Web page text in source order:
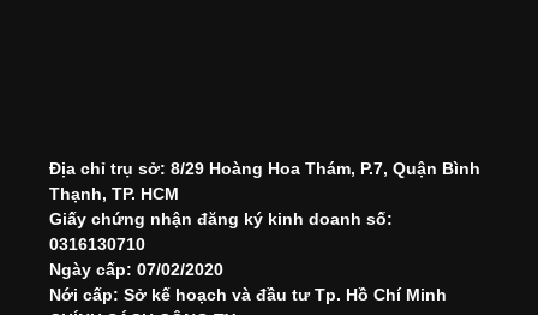
Địa chỉ trụ sở: 8/29 Hoàng Hoa Thám, P.7, Quận Bình
Thạnh, TP. HCM
Giấy chứng nhận đăng ký kinh doanh số:
0316130710
Ngày cấp: 07/02/2020
Nới cấp: Sở kế hoạch và đầu tư Tp. Hồ Chí Minh